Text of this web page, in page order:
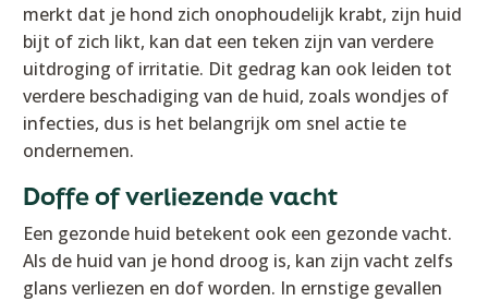
merkt dat je hond zich onophoudelijk krabt, zijn huid
bijt of zich likt, kan dat een teken zijn van verdere
uitdroging of irritatie. Dit gedrag kan ook leiden tot
verdere beschadiging van de huid, zoals wondjes of
infecties, dus is het belangrijk om snel actie te
ondernemen.
Doffe of verliezende vacht
Een gezonde huid betekent ook een gezonde vacht.
Als de huid van je hond droog is, kan zijn vacht zelfs
glans verliezen en dof worden. In ernstige gevallen